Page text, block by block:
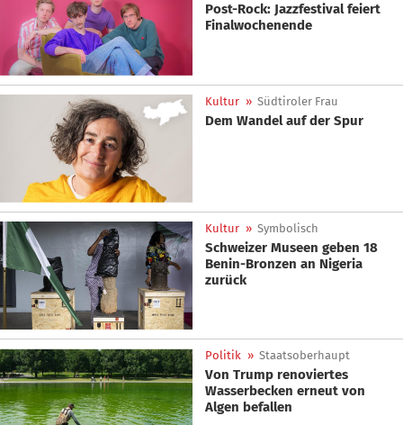
Post-Rock: Jazzfestival feiert
Finalwochenende
Kultur » Südtiroler Frau
Dem Wandel auf der Spur
Kultur » Symbolisch
Schweizer Museen geben 18
Benin-Bronzen an Nigeria
zurück
Politik » Staatsoberhaupt
Von Trump renoviertes
Wasserbecken erneut von
Algen befallen